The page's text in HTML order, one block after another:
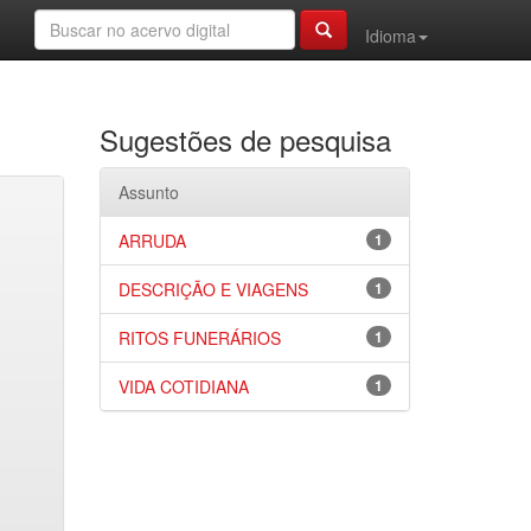
Idioma
Sugestões de pesquisa
Assunto
1
ARRUDA
1
DESCRIÇÃO E VIAGENS
1
RITOS FUNERÁRIOS
1
VIDA COTIDIANA